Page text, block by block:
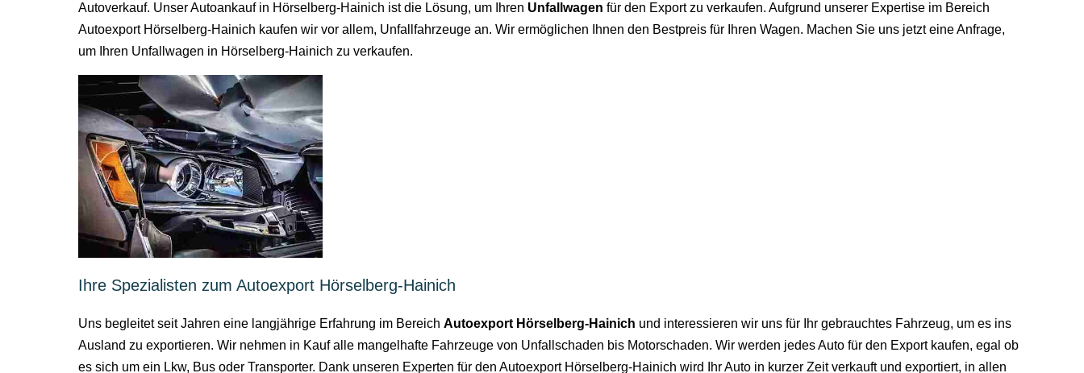
Autoverkauf. Unser Autoankauf in Hörselberg-Hainich ist die Lösung, um Ihren Unfallwagen für den Export zu verkaufen. Aufgrund unserer Expertise im Bereich
Autoexport Hörselberg-Hainich kaufen wir vor allem, Unfallfahrzeuge an. Wir ermöglichen Ihnen den Bestpreis für Ihren Wagen. Machen Sie uns jetzt eine Anfrage,
um Ihren Unfallwagen in Hörselberg-Hainich zu verkaufen.
Ihre Spezialisten zum Autoexport Hörselberg-Hainich
Uns begleitet seit Jahren eine langjährige Erfahrung im Bereich Autoexport Hörselberg-Hainich und interessieren wir uns für Ihr gebrauchtes Fahrzeug, um es ins
Ausland zu exportieren. Wir nehmen in Kauf alle mangelhafte Fahrzeuge von Unfallschaden bis Motorschaden. Wir werden jedes Auto für den Export kaufen, egal ob
es sich um ein Lkw, Bus oder Transporter. Dank unseren Experten für den Autoexport Hörselberg-Hainich wird Ihr Auto in kurzer Zeit verkauft und exportiert, in allen